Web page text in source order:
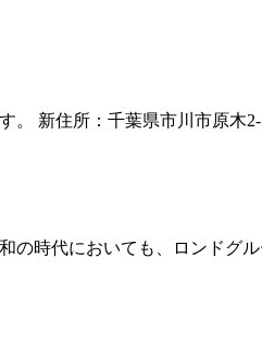
新住所：千葉県市川市原木
時代においても、ロンドグ